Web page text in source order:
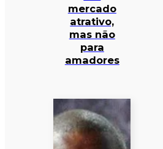
mercado
atrativo,
mas não
para
amadores